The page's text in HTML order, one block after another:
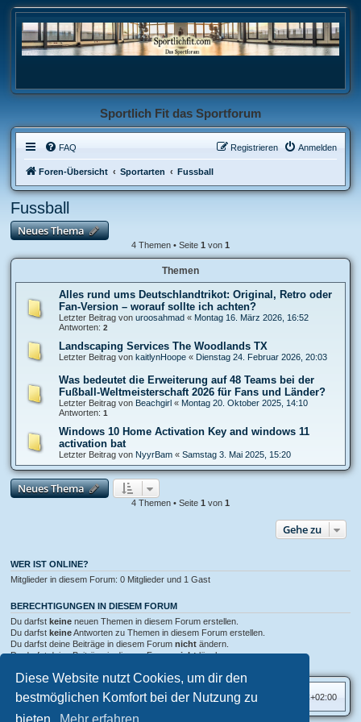
Diese Website nutzt Cookies, um dir den
bestmöglichen Komfort bei der Nutzung zu
Sportlich Fit das Sportforum
FAQ Anmelden
Registrieren
Foren-Übersicht Sportarten Fussball
Fussball
Neues Thema
4 Themen • Seite 1 von 1
Themen
Alles rund ums Deutschlandtrikot: Original, Retro oder
Fan-Version – worauf sollte ich achten?
Letzter Beitrag von uroosahmad « Montag 16. März 2026, 16:52
Antworten: 2
Landscaping Services The Woodlands TX
Letzter Beitrag von kaitlynHoope « Dienstag 24. Februar 2026, 20:03
Was bedeutet die Erweiterung auf 48 Teams bei der
Fußball-Weltmeisterschaft 2026 für Fans und Länder?
Letzter Beitrag von Beachgirl « Montag 20. Oktober 2025, 14:10
Antworten: 1
Windows 10 Home Activation Key and windows 11
activation bat
Letzter Beitrag von NyуrBam « Samstag 3. Mai 2025, 15:20
Neues Thema
4 Themen • Seite 1 von 1
Gehe zu
WER IST ONLINE?
Mitglieder in diesem Forum: 0 Mitglieder und 1 Gast
BERECHTIGUNGEN IN DIESEM FORUM
Du darfst keine neuen Themen in diesem Forum erstellen.
Du darfst keineAntworten zu Themen in diesem Forum erstellen.
Du darfst deine Beiträge in diesem Forum nicht ändern.
Du darfst deine Beiträge in diesem Forumnichtlöschen.
Foren-Übersicht Alle Zeiten sind UTC+02:00